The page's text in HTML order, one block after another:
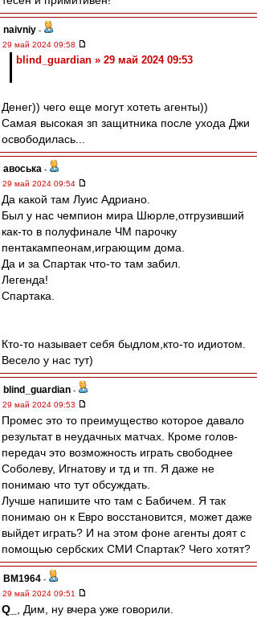
naivniy -
29 май 2024 09:58
blind_guardian » 29 май 2024 09:53
Денег)) чего еще могут хотеть агенты))
Самая высокая зп защитника после ухода Джи
освободилась...
авоська -
29 май 2024 09:54
Да какой там Луис Адриано.
Был у нас чемпион мира Шюрле,отгрузивший
как-то в полуфинале ЧМ парочку
пентакампеонам,играющим дома.
Да и за Спартак что-то там забил.
Легенда!
Спартака.
Кто-то называет себя быдлом,кто-то идиотом.
Весело у нас тут)
blind_guardian -
29 май 2024 09:53
Промес это то преимущество которое давало
результат в неудачных матчах. Кроме голов-
передач это возможность играть свободнее
Соболеву, Игнатову и тд и тп. Я даже не
понимаю что тут обсуждать.
Лучше напишите что там с Бабичем. Я так
понимаю он к Евро восстановится, может даже
выйдет играть? И на этом фоне агенты доят с
помощью сербских СМИ Спартак? Чего хотят?
BM1964 -
29 май 2024 09:51
Q_
, Дим, ну вчера уже говорили.